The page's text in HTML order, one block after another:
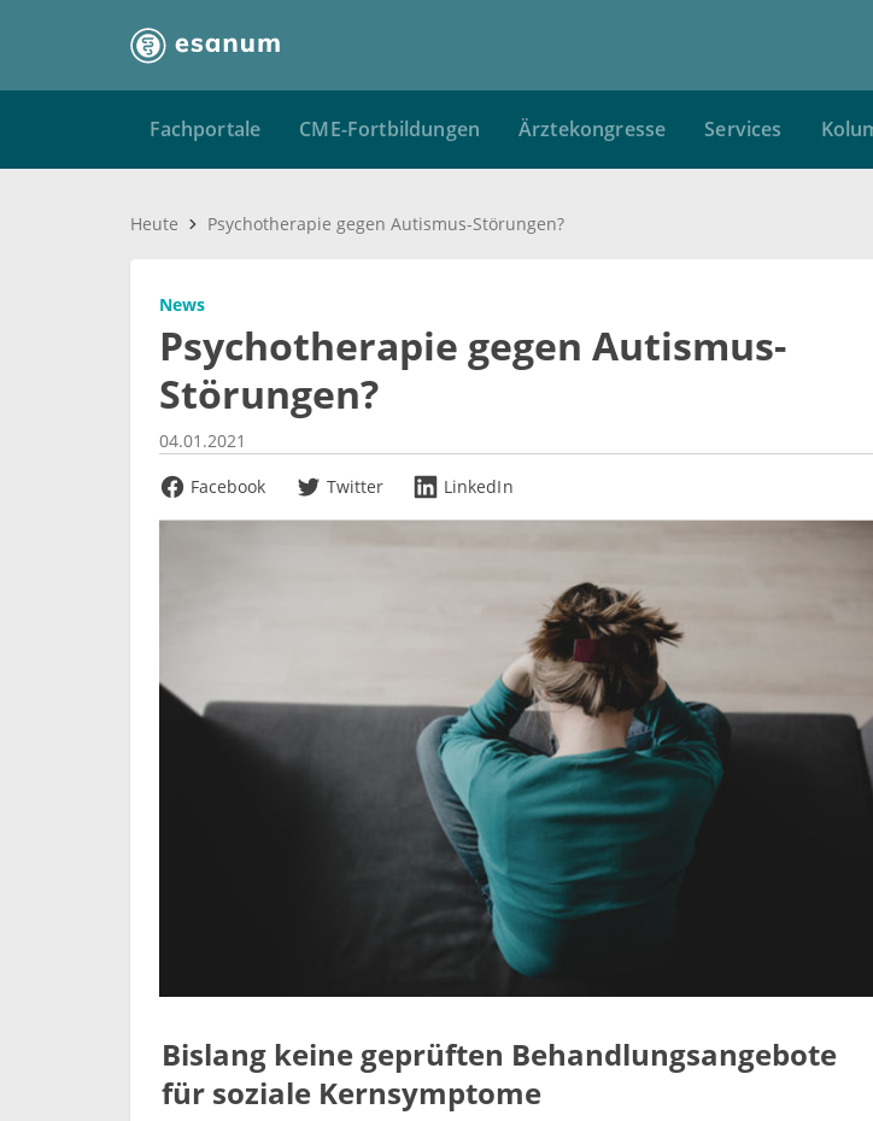
Fachportale CME-Fortbildungen Ärztekongresse Services
Heute Psychotherapie gegen Autismus-Störungen?
News
Psychotherapie gegen Autismus-
Störungen?
04.01.2021
Facebook
Twitter LinkedIn
Bislang keine geprüften Behandlungsangebote
für soziale Kernsymptome